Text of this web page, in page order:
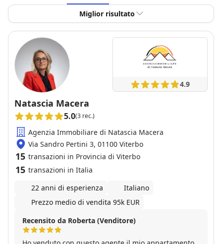
Miglior risultato
4.9
Natascia Macera
5.0(3 rec.)
Agenzia Immobiliare di Natascia Macera
Via Sandro Pertini 3, 01100 Viterbo
15 transazioni in Provincia di Viterbo
15 transazioni in Italia
22 anni di esperienza
Italiano
Prezzo medio di vendita 95k EUR
Recensito da Roberta (Venditore)